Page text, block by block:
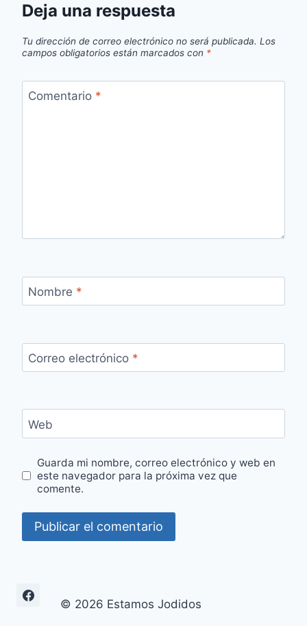
Deja una respuesta
Tu dirección de correo electrónico no será publicada. Los
campos obligatorios están marcados con *
Comentario *
Nombre *
Correo electrónico *
Web
Guarda mi nombre, correo electrónico y web en
este navegador para la próxima vez que
comente.
© 2026 Estamos Jodidos